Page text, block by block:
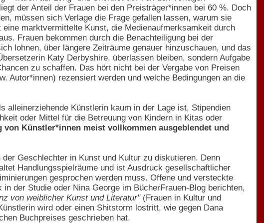
der Anteil der Frauen bei den Preisträger*innen bei 60 %. Doch
müssen sich Verlage die Frage gefallen lassen, warum sie
marktvermittelte Kunst, die Medienaufmerksamkeit durch
Frauen bekommen durch die Benachteiligung bei der
lohnen, über längere Zeiträume genauer hinzuschauen, und das
Katy Derbyshire, überlassen bleiben, sondern Aufgabe
zu schaffen. Das hört nicht bei der Vergabe von Preisen
Autor*innen) rezensiert werden und welche Bedingungen an die
Künstlerin kaum in der Lage ist, Stipendien
oder Mittel für die Betreuung von Kindern in Kitas oder
Künstler*innen meist vollkommen ausgeblendet und
Geschlechter in Kunst und Kultur zu diskutieren. Denn
Handlungsspielräume und ist Ausdruck gesellschaftlicher
gesprochen werden muss. Offene und versteckte
der Studie oder Nina George im BücherFrauen-Blog berichten,
von weiblicher Kunst und Literatur"(Frauen in Kultur und
wird oder einen Shitstorm lostritt, wie gegen Dana
Buchpreises geschrieben hat.